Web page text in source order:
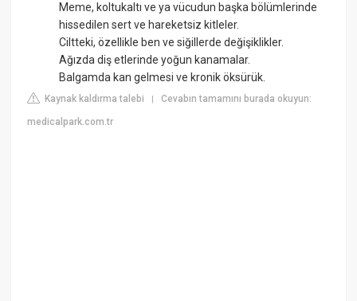
Meme, koltukaltı ve ya vücudun başka bölümlerinde
hissedilen sert ve hareketsiz kitleler.
Ciltteki, özellikle ben ve siğillerde değişiklikler.
Ağızda diş etlerinde yoğun kanamalar.
Balgamda kan gelmesi ve kronik öksürük.
Kaynak kaldırma talebi |Cevabın tamamını burada okuyun:
medicalpark.com.tr